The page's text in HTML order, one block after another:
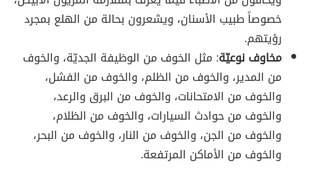
خصوصاً طبيب الأسنان، ويشعرون بحالة من الهلع بمجرد
رؤيتهم.
مخاوف نوعيّة: مثل الخوف من الوظيفة الجديّة، والخوف
من المدير، والخوف من الظلم، والخوف من الفشل،
والخوف من الامتحانات، والخوف من البرق والرعد،
والخوف من حوادث السيارات، والخوف من الظلام،
والخوف من الجن، والخوف من النار، والخوف من البحر،
والخوف من الأماكن المرتفعة.